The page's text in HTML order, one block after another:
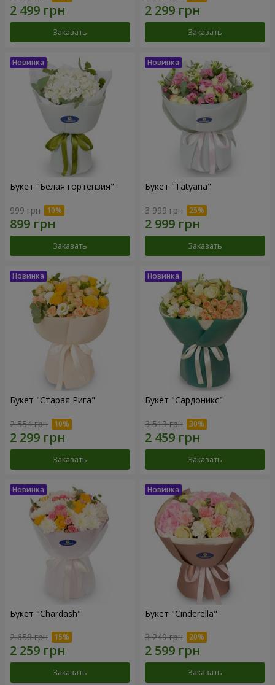
Заказать Заказать
Букет "Белая гортензия"
999 грн
Заказать
Букет "Tatyana"
3 999 грн
Заказать
Букет "Старая Рига"
2 554 грн
Заказать
Букет "Сардоникс"
3 513 грн
Заказать
Букет "Chardash"
2 658 грн
Заказать
Букет "Cinderella"
3 249 грн
Заказать